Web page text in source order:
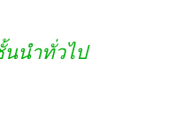
นำทั่วไป